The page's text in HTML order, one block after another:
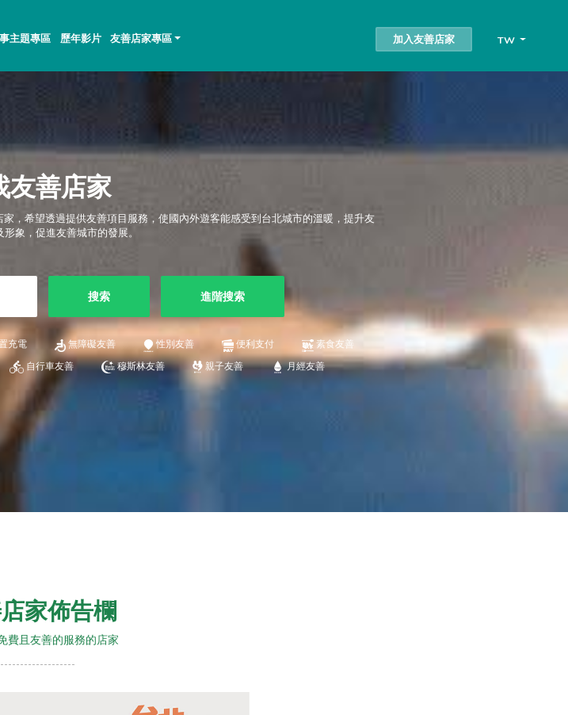
主題專區 歷年影片 友善店家專區 加入友善店家 TW
友善店家
，希望透過提供友善項目服務，使國內外遊客能感受到台北城市的溫暖，提升友
象，促進友善城市的發展。
搜索 進階搜索
充電 無障礙友善 性別友善 便利支付
素食友善
自行車友善 穆斯林友善 親子友善 月經友善
家佈告欄
費且友善的服務的店家